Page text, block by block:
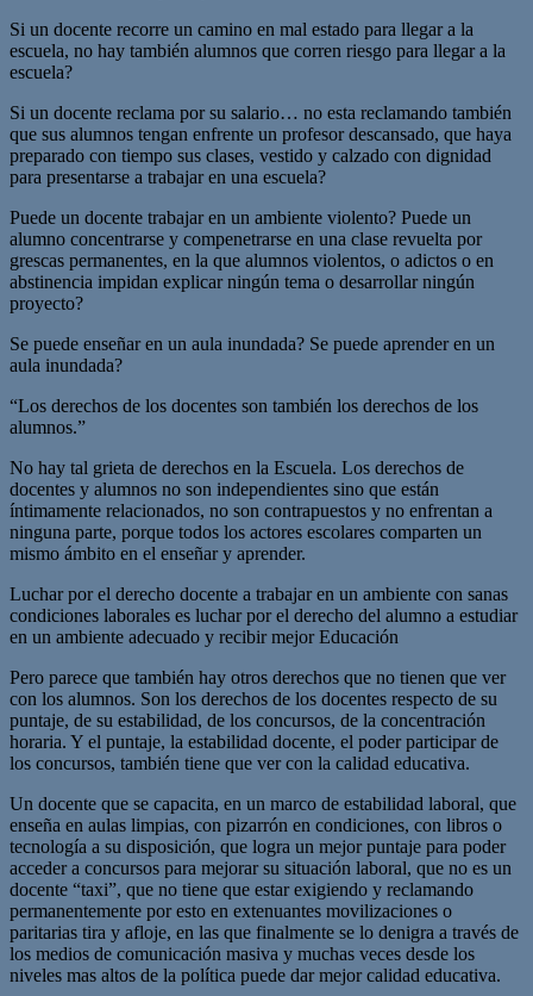
Si un docente recorre un camino en mal estado para llegar a la
escuela, no hay también alumnos que corren riesgo para llegar a la
escuela?
Si un docente reclama por su salario… no esta reclamando también
que sus alumnos tengan enfrente un profesor descansado, que haya
preparado con tiempo sus clases, vestido y calzado con dignidad
para presentarse a trabajar en una escuela?
Puede un docente trabajar en un ambiente violento? Puede un
alumno concentrarse y compenetrarse en una clase revuelta por
grescas permanentes, en la que alumnos violentos, o adictos o en
abstinencia impidan explicar ningún tema o desarrollar ningún
proyecto?
Se puede enseñar en un aula inundada? Se puede aprender en un
aula inundada?
“Los derechos de los docentes son también los derechos de los
alumnos.”
No hay tal grieta de derechos en la Escuela. Los derechos de
docentes y alumnos no son independientes sino que están
íntimamente relacionados, no son contrapuestos y no enfrentan a
ninguna parte, porque todos los actores escolares comparten un
mismo ámbito en el enseñar y aprender.
Luchar por el derecho docente a trabajar en un ambiente con sanas
condiciones laborales es luchar por el derecho del alumno a estudiar
en un ambiente adecuado y recibir mejor Educación
Pero parece que también hay otros derechos que no tienen que ver
con los alumnos. Son los derechos de los docentes respecto de su
puntaje, de su estabilidad, de los concursos, de la concentración
horaria. Y el puntaje, la estabilidad docente, el poder participar de
los concursos, también tiene que ver con la calidad educativa.
Un docente que se capacita, en un marco de estabilidad laboral, que
enseña en aulas limpias, con pizarrón en condiciones, con libros o
tecnología a su disposición, que logra un mejor puntaje para poder
acceder a concursos para mejorar su situación laboral, que no es un
docente “taxi”, que no tiene que estar exigiendo y reclamando
permanentemente por esto en extenuantes movilizaciones o
paritarias tira y afloje, en las que finalmente se lo denigra a través de
los medios de comunicación masiva y muchas veces desde los
niveles mas altos de la política puede dar mejor calidad educativa.